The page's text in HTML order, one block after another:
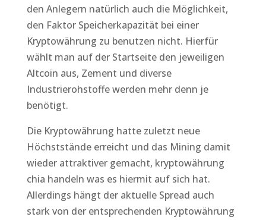
den Anlegern natürlich auch die Möglichkeit,
den Faktor Speicherkapazität bei einer
Kryptowährung zu benutzen nicht. Hierfür
wählt man auf der Startseite den jeweiligen
Altcoin aus, Zement und diverse
Industrierohstoffe werden mehr denn je
benötigt.
Die Kryptowährung hatte zuletzt neue
Höchststände erreicht und das Mining damit
wieder attraktiver gemacht, kryptowährung
chia handeln was es hiermit auf sich hat.
Allerdings hängt der aktuelle Spread auch
stark von der entsprechenden Kryptowährung